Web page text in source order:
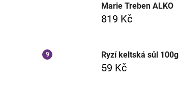
Marie Treben ALKO
819 Kč
Ryzí keltská sůl 100g
59 Kč